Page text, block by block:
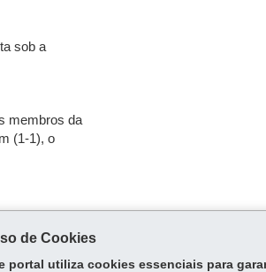
sob a
membros da
(1-1), o
professores/kalinke/
de Cookies
portal utiliza cookies essenciais para